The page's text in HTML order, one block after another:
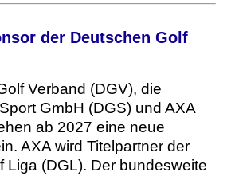
der Deutschen Golf
Verband (DGV), die
GmbH (DGS) und AXA
ab 2027 eine neue
AXA wird Titelpartner der
Liga (DGL). Der bundesweite